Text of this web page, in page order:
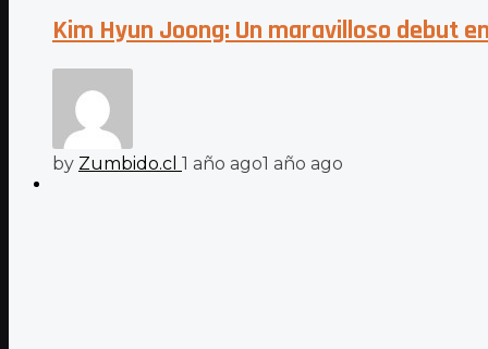
Kim Hyun Joong: Un maravilloso debut
by Zumbido.cl 1 año ago1 año ago